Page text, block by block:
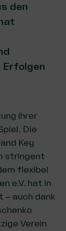
den
Erfolgen
ihrer
Die
Key
stringent
flexibel
e.V. hat in
– auch dank
Verein